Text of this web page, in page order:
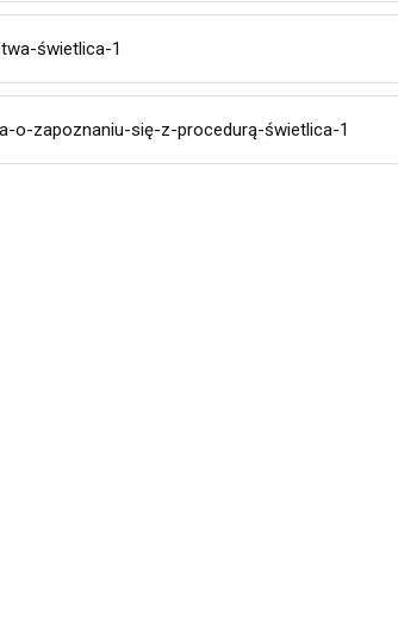
świetlica-1
o-zapoznaniu-się-z-procedurą-świetlica-1